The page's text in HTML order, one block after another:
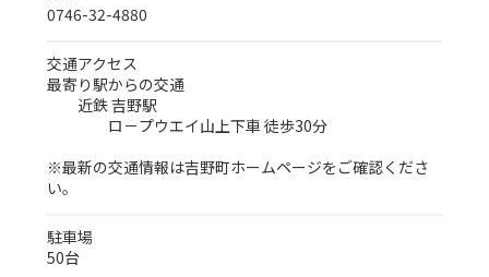
0746-32-4880
交通アクセス
最寄り駅からの交通
近鉄 吉野駅
ロ－プウエイ山上下車 徒歩30分
※最新の交通情報は吉野町ホームページをご確認くださ
い。
駐車場
50台